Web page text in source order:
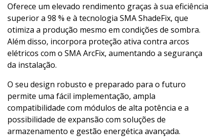
Oferece um elevado rendimento graças à sua eficiência
superior a 98 % e à tecnologia SMA ShadeFix, que
otimiza a produção mesmo em condições de sombra.
Além disso, incorpora proteção ativa contra arcos
elétricos com o SMA ArcFix, aumentando a segurança
da instalação.
O seu design robusto e preparado para o futuro
permite uma fácil implementação, ampla
compatibilidade com módulos de alta potência e a
possibilidade de expansão com soluções de
armazenamento e gestão energética avançada.